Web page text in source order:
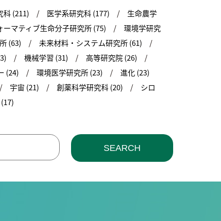
科 (211) 医学系研究科 (177)
生命農学
ーマティブ生命分子研究所 (75)
環境学研究
(63)
未来材料・システム研究所 (61)
機械学習 (31)
高等研究院 (26)
(24)
環境医学研究所 (23)
進化 (23)
宇宙 (21)
創薬科学研究科 (20)
シロ
SEARCH